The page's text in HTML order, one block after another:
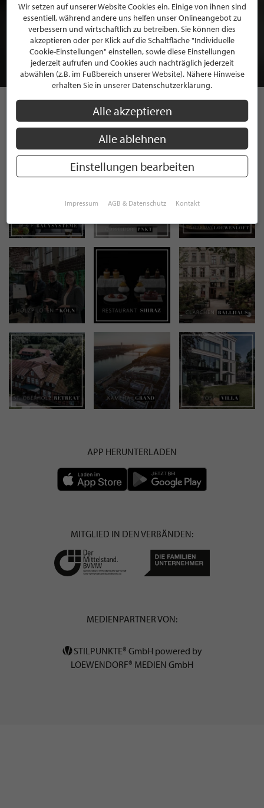
BEWERBEN SIE SICH FÜR EINE GRATIS
MITGLIEDSCHAFT BEI STILPUNKTE®
JETZT GRATIS BEWERBEN
STILPUNKTE AUF
INSTAGRAM
APP HERUNTERLADEN
MITGLIED IN DEN VERBÄNDEN:
MEDIENPARTNER VON:
STILPUNKTE® GmbH powered by
LOEWENDORF® MEDIEN GmbH
Wir setzen auf unserer Website Cookies ein. Einige von ihnen sind
essentiell, während andere uns helfen unser Onlineangebot zu
verbessern und wirtschaftlich zu betreiben. Sie können dies
akzeptieren oder per Klick auf die Schaltfläche "Individuelle
Cookie-Einstellungen" einstellen, sowie diese Einstellungen
jederzeit aufrufen und Cookies auch nachträglich jederzeit
abwählen (z.B. im Fußbereich unserer Website). Nähere Hinweise
erhalten Sie in unserer Datenschutzerklärung.
Alle akzeptieren
Alle ablehnen
Einstellungen bearbeiten
Impressum AGB & Datenschutz Kontakt